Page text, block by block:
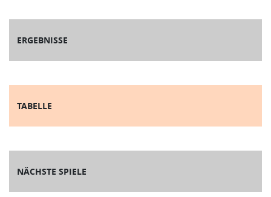
ERGEBNISSE
TABELLE
NÄCHSTE SPIELE